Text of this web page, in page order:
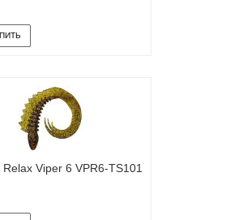
Relax Viper 6 VPR6-TS101